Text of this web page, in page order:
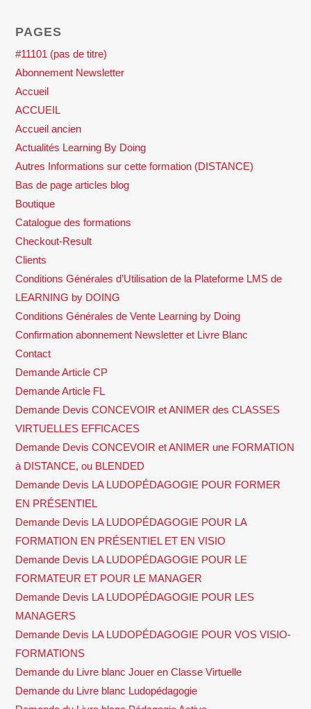
PAGES
#11101 (pas de titre)
Abonnement Newsletter
Accueil
ACCUEIL
Accueil ancien
Actualités Learning By Doing
Autres Informations sur cette formation (DISTANCE)
Bas de page articles blog
Boutique
Catalogue des formations
Checkout-Result
Clients
Conditions Générales d’Utilisation de la Plateforme LMS de
LEARNING by DOING
Conditions Générales de Vente Learning by Doing
Confirmation abonnement Newsletter et Livre Blanc
Contact
Demande Article CP
Demande Article FL
Demande Devis CONCEVOIR et ANIMER des CLASSES
VIRTUELLES EFFICACES
Demande Devis CONCEVOIR et ANIMER une FORMATION
à DISTANCE, ou BLENDED
Demande Devis LA LUDOPÉDAGOGIE POUR FORMER
EN PRÉSENTIEL
Demande Devis LA LUDOPÉDAGOGIE POUR LA
FORMATION EN PRÉSENTIEL ET EN VISIO
Demande Devis LA LUDOPÉDAGOGIE POUR LE
FORMATEUR ET POUR LE MANAGER
Demande Devis LA LUDOPÉDAGOGIE POUR LES
MANAGERS
Demande Devis LA LUDOPÉDAGOGIE POUR VOS VISIO-
FORMATIONS
Demande du Livre blanc Jouer en Classe Virtuelle
Demande du Livre blanc Ludopédagogie